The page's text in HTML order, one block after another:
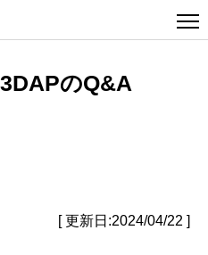
のQ&A
[ 更新日:2024/04/22 ]